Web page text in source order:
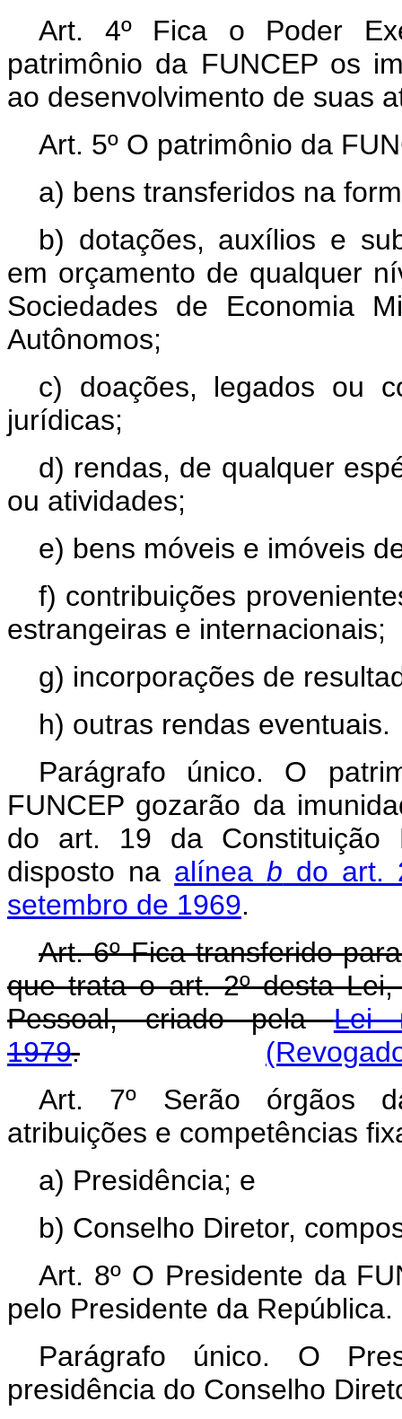
Art. 4º Fica o Poder
patrimônio da FUNCEP os
ao desenvolvimento de suas
Art. 5º O patrimônio da
a) bens transferidos na
b) dotações, auxílios e
em orçamento de qualquer
Sociedades de Economia
Autônomos;
c) doações, legados ou
jurídicas;
d) rendas, de qualquer
ou atividades;
e) bens móveis e imóveis
f) contribuições
estrangeiras e internacionais;
g) incorporações de
h) outras rendas eventuais.
Parágrafo único. O
FUNCEP gozarão da
do art. 19 da Constituição
disposto na alíneab do art.
setembro de 1969.
Art. 6º Fica transferido
que trata o art. 2º desta
Pessoal, criado pelaLei
1979.
Art. 7º Serão órgãos
atribuições e competências
a) Presidência; e
b) Conselho Diretor,
Art. 8º O Presidente da
pelo Presidente da República.
Parágrafo único. O
presidência do Conselho